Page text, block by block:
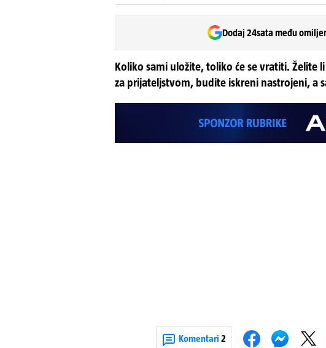
Dodaj 24sata među
Koliko sami uložite, toliko će se vratiti. Želite
za prijateljstvom, budite iskreni nastrojeni, a
Komentari 2